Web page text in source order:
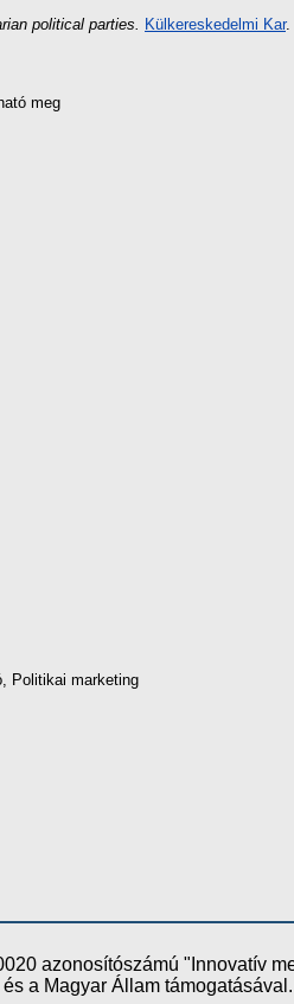
political parties. Külkereskedelmi Kar.
meg
Politikai marketing
azonosítószámú "Innovatív
a Magyar Állam támogatásával.